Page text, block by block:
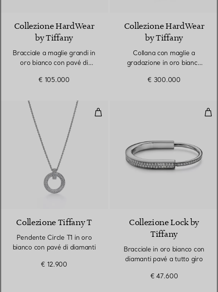
Collezione HardWear
by Tiffany
Bracciale a maglie grandi in
oro bianco con pavé di
€ 105.000
Collezione HardWear
by Tiffany
Collana con maglie a
gradazione in oro bianco
€ 300.000
Pendente Circle T1 in oro
Collezione Tiffany T
Pendente Circle T1 in oro
bianco con pavé di diamanti
€ 12.900
Collezione Lock by
Tiffany
Bracciale in oro bianco con
diamanti pavé a tutto giro
€ 47.600